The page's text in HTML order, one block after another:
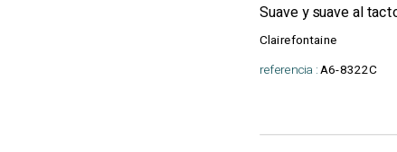
Suave y suave al
Clairefontaine
referencia :A6-8322C